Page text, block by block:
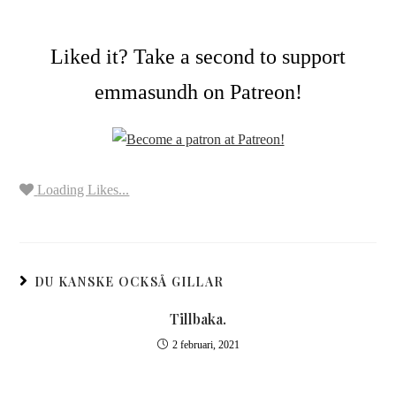
Liked it? Take a second to support
emmasundh on Patreon!
Loading Likes...
DU KANSKE OCKSÅ GILLAR
Tillbaka.
2 februari, 2021